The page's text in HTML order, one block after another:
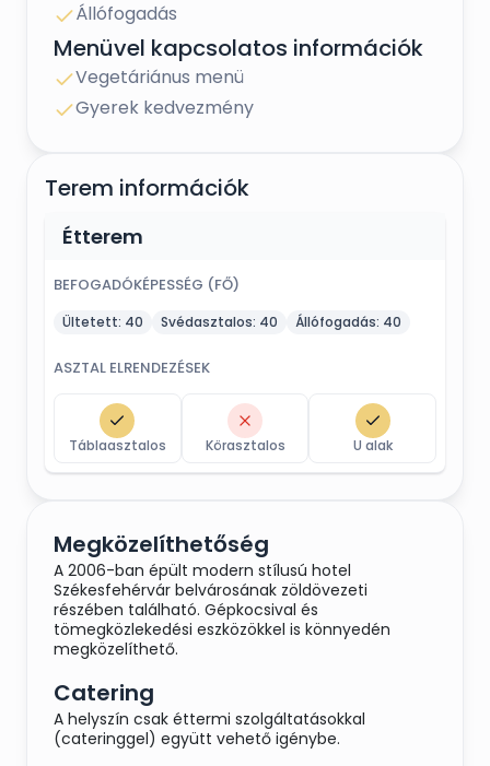
Állófogadás
Menüvel kapcsolatos információk
Vegetáriánus menü
Gyerek kedvezmény
Terem információk
Étterem
BEFOGADÓKÉPESSÉG (FŐ)
Ültetett: 40 Svédasztalos: 40 Állófogadás: 40
ASZTAL ELRENDEZÉSEK
Táblaasztalos Körasztalos U alak
Megközelíthetőség
A 2006-ban épült modern stílusú hotel
Székesfehérvár belvárosának zöldövezeti
részében található. Gépkocsival és
tömegközlekedési eszközökkel is könnyedén
megközelíthető.
Catering
A helyszín csak éttermi szolgáltatásokkal
(cateringgel) együtt vehető igénybe.